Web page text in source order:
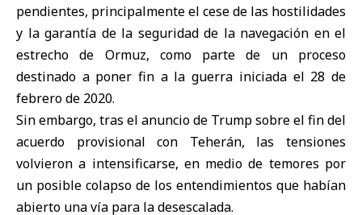
pendientes, principalmente el cese de las hostilidades
y la garantía de la seguridad de la navegación en el
estrecho de Ormuz, como parte de un proceso
destinado a poner fin a la guerra iniciada el 28 de
febrero de 2020.
Sin embargo, tras el anuncio de Trump sobre el fin del
acuerdo provisional con Teherán, las tensiones
volvieron a intensificarse, en medio de temores por
un posible colapso de los entendimientos que habían
abierto una vía para la desescalada.